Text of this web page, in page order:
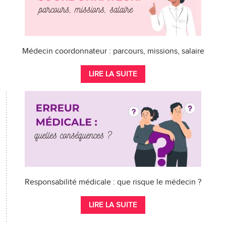
Médecin coordonnateur : parcours, missions, salaire
LIRE LA SUITE
Responsabilité médicale : que risque le médecin ?
LIRE LA SUITE